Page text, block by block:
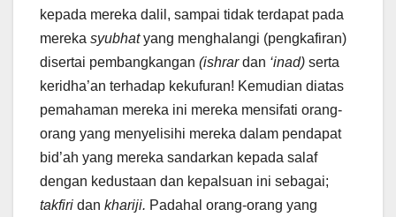
kepada mereka dalil, sampai tidak terdapat pada
mereka syubhatyang menghalangi (pengkafiran)
disertai pembangkangan (ishrardan ‘inad) serta
keridha’an terhadap kekufuran! Kemudian diatas
pemahaman mereka ini mereka mensifati orang-
orang yang menyelisihi mereka dalam pendapat
bid’ah yang mereka sandarkan kepada salaf
dengan kedustaan dan kepalsuan ini sebagai;
takfiri dan khariji. Padahal orang-orang yang